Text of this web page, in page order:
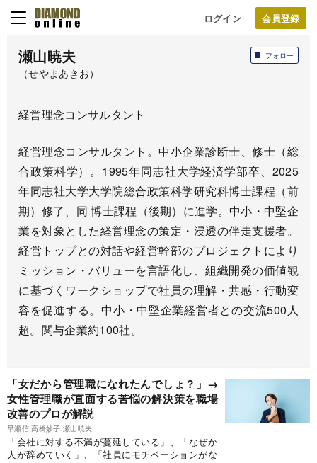
ログイン
フォロー
瀬山暁夫
（せやまあきお）
経営理念コンサルタント
経営理念コンサルタント。中小企業診断士、修士（総
合政策科学）。1995年同志社大学経済学部卒、2025
年同志社大学大学院総合政策科学研究科博士課程（前
期）修了、同 博士課程（後期）に進学。中小・中堅企
業を対象とした経営理念の策定・浸透の伴走支援者。
経営トップとの対話や経営幹部のプロジェクトにより
ミッション・バリューを言語化し、組織開発の価値観
に基づくワークショップで社員の理解・共感・行動変
容を促進する。中小・中堅企業経営者との交流500人
超。関与企業約100社。
「女だから管理職になれたんでしょ？」→
女性管理職が直面する苦悩の解決策を職場
改善のプロが解説
早瀬信,高橋妙子,瀬山暁夫
「会社に対する不満が蔓延している」、「なぜか
人が辞めていく」、「社員にモチベーションがな